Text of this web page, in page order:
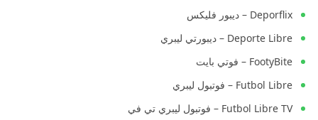
Deporflix – ديبور فليكس
Deporte Libre – ديبورتي ليبري
FootyBite – فوتي بايت
Futbol Libre – فوتبول ليبري
Futbol Libre TV – فوتبول ليبري تي في